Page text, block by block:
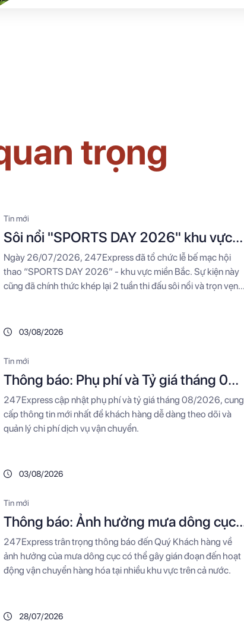
trọng
Tin mới
Sôi nổi "SPORTS DAY 2026" khu vực
miền Bắc - khép lại hành trình thể thao
đầy dấu ấn
Ngày 26/07/2026, 247Express đã tổ chức lễ bế mạc hội
thao “SPORTS DAY 2026” - khu vực miền Bắc. Sự kiện này
cũng đã chính thức khép lại 2 tuần thi đấu sôi nổi và trọn vẹn
03/08/2026
Tin mới
Thông báo: Phụ phí và Tỷ giá tháng 08
năm 2026
247Express cập nhật phụ phí và tỷ giá tháng 08/2026, cung
cấp thông tin mới nhất để khách hàng dễ dàng theo dõi và
quản lý chi phí dịch vụ vận chuyển.
03/08/2026
Tin mới
Thông báo: Ảnh hưởng mưa dông cục
bộ đến hành trình giao nhận hàng hóa
247Express trân trọng thông báo đến Quý Khách hàng về
ảnh hưởng của mưa dông cục có thể gây gián đoạn đến hoạt
động vận chuyển hàng hóa tại nhiều khu vực trên cả nước.
28/07/2026